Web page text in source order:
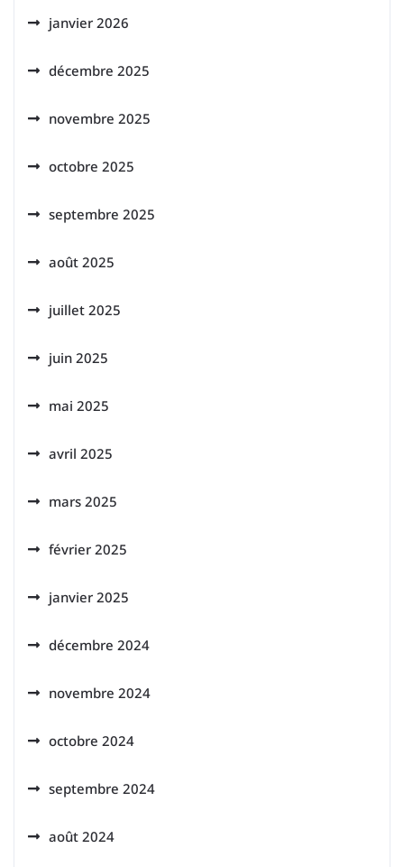
janvier 2026
décembre 2025
novembre 2025
octobre 2025
septembre 2025
août 2025
juillet 2025
juin 2025
mai 2025
avril 2025
mars 2025
février 2025
janvier 2025
décembre 2024
novembre 2024
octobre 2024
septembre 2024
août 2024